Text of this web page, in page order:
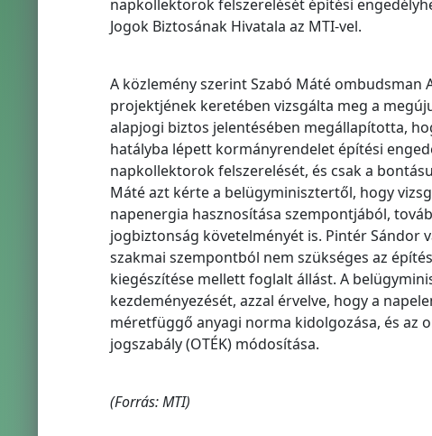
napkollektorok felszerelését építési
Jogok Biztosának Hivatala az MTI-vel.
A közlemény szerint Szabó Máté ombudsman
projektjének keretében vizsgálta meg a
alapjogi biztos jelentésében megállapította,
hatályba lépett kormányrendelet építési
napkollektorok felszerelését, és csak a
Máté azt kérte a belügyminisztertől, hogy
napenergia hasznosítása szempontjából,
jogbiztonság követelményét is. Pintér Sándor
szakmai szempontból nem szükséges az
kiegészítése mellett foglalt állást. A
kezdeményezését, azzal érvelve, hogy a
méretfüggő anyagi norma kidolgozása, és az
jogszabály (OTÉK) módosítása.
(Forrás: MTI)